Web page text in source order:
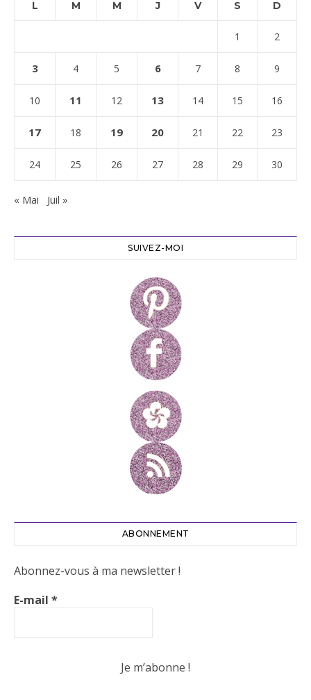
L M M J V S D
1 2
3 4 5 6 7 8 9
10 11 12 13 14 15 16
17 18 19 20 21 22 23
24 25 26 27 28 29 30
« Mai Juil »
SUIVEZ-MOI
ABONNEMENT
Abonnez-vous à ma newsletter !
E-mail *